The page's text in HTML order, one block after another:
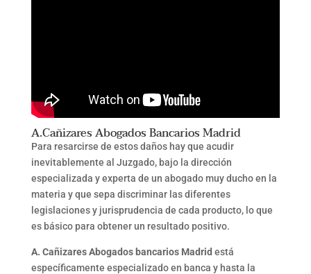
A.Cañizares Abogados Bancarios Madrid
Para resarcirse de estos daños hay que acudir
inevitablemente al Juzgado, bajo la dirección
especializada y experta de un abogado muy ducho en la
materia y que sepa discriminar las diferentes
legislaciones y jurisprudencia de cada producto, lo que
es básico para obtener un resultado positivo.
A. Cañizares Abogados bancarios Madrid está
específicamente especializado en banca y hasta la